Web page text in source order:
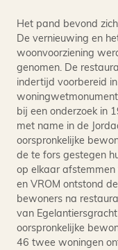
Het pand bevond
De vernieuwing en
woonvoorziening
genomen. De
indertijd voorbereid
bij een onderzoek in
met name in de
oorspronkelijke
de te fors gestegen
op elkaar
en VROM ontstond
bewoners na
van
oorspronkelijke
46 twee woningen